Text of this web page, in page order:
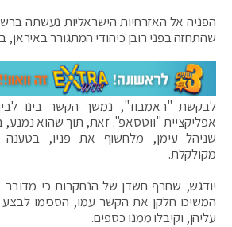
הפניה אל האזרחיות הישראליות נעשתה
שהתחזה בפני רובן כיהודי המתגורר
לבקשת "ראמבוד", נמשך הקשר בינו
אפליקציית "ווטסאפ". זאת, תוך שהוא
שניהל עימן, מלחשוף את פניו,
מקולקלת.
יודגש, שחרף חשדן של הנחקרות כי מדובר
המשיכו חלקן את הקשר עמו, הסכימו
עליהן, וקיבלו ממנו כספים.